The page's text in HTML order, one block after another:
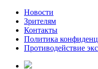
Новости
Зрителям
Контакты
Политика
Противодействие